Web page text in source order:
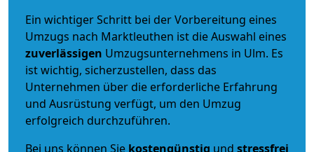
Ein wichtiger Schritt bei der Vorbereitung eines
Umzugs nach Marktleuthen ist die Auswahl eines
zuverlässigen Umzugsunternehmens in Ulm. Es
ist wichtig, sicherzustellen, dass das
Unternehmen über die erforderliche Erfahrung
und Ausrüstung verfügt, um den Umzug
erfolgreich durchzuführen.
Bei uns können Sie kostengünstig und stressfrei